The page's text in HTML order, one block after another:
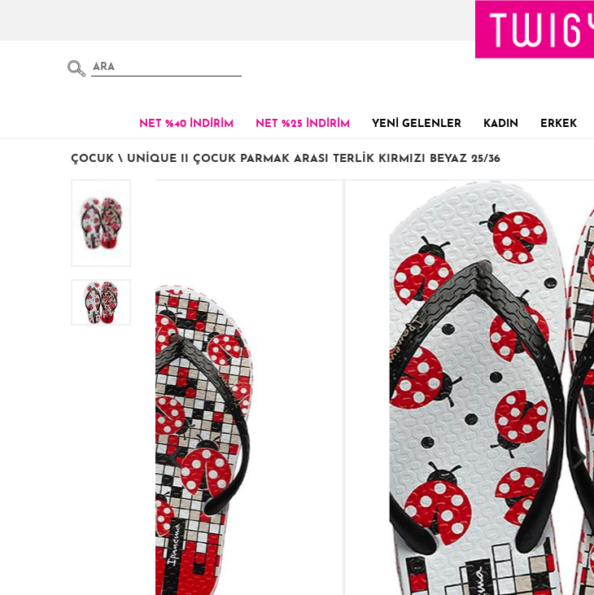
NET %40 İNDİRİM NET %25 İNDİRİM YENİ GELENLER KADIN ERKEK
ÇOCUK \ UNIQUE II ÇOCUK PARMAK ARASI TERLIK KIRMIZI BEYAZ 25/36